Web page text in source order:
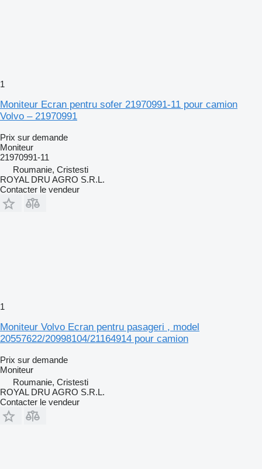
1
Moniteur Ecran pentru sofer 21970991-11 pour camion
Volvo – 21970991
Prix sur demande
Moniteur
21970991-11
Roumanie, Cristesti
ROYAL DRU AGRO S.R.L.
Contacter le vendeur
1
Moniteur Volvo Ecran pentru pasageri , model
20557622/20998104/21164914 pour camion
Prix sur demande
Moniteur
Roumanie, Cristesti
ROYAL DRU AGRO S.R.L.
Contacter le vendeur